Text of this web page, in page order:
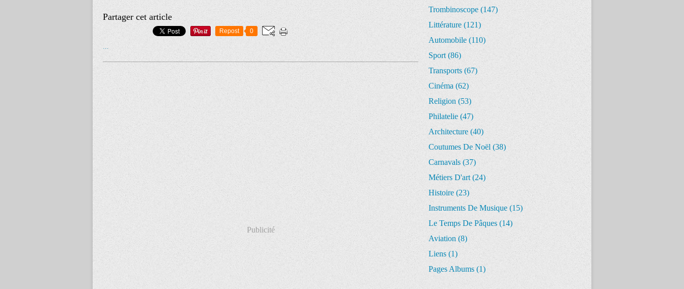
Partager cet article
Repost 0
…
Publicité
Trombinoscope(147)
Littérature(121)
Automobile(110)
Sport(86)
Transports(67)
Cinéma(62)
Religion(53)
Philatelie(47)
Architecture(40)
Coutumes De Noël(38)
Carnavals(37)
Métiers D'art(24)
Histoire(23)
Instruments De Musique(15)
Le Temps De Pâques(14)
Aviation(8)
Liens(1)
Pages Albums(1)